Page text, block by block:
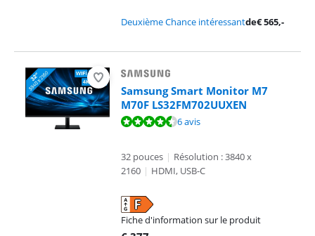
Deuxième Chance intéressantde€565,-
Samsung Smart Monitor M7
M70F LS32FM702UUXEN
La note est de 8,7 sur 10, basée sur 6 avis.6 avis
32 pouces | Résolution : 3840 x
2160 | HDMI, USB-C
Fiche d'information sur le produit
s'ouvre dans un nouvel onglet